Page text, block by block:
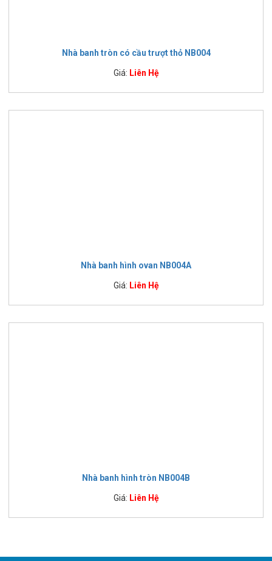
Nhà banh tròn có cầu trượt thỏ NB004
Giá: Liên Hệ
Nhà banh hình ovan NB004A
Giá: Liên Hệ
Nhà banh hình tròn NB004B
Giá: Liên Hệ